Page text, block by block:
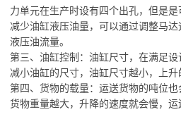
力单元在生产时设有四个出孔，但是
减少油缸液压油量，可以通过调整马
液压油流量。
第三、油缸控制：油缸尺寸，在满足
减小油缸的尺寸，油缸尺寸越小，上升
第四、货物的载量：运送货物的吨位
货物重量越大，升降的速度就会慢，运